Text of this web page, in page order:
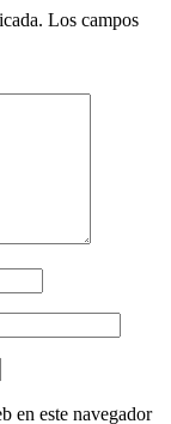
Los campos
en este navegador